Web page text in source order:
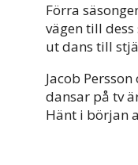
Förra
vägen till
ut dans till
Jacob
dansar på tv
Hänt i början